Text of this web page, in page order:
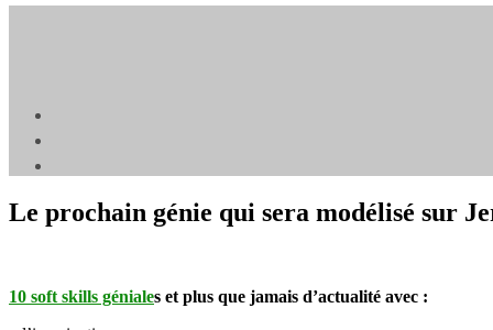
Le prochain génie qui sera modélisé sur
10 soft skills géniales et plus que jamais d’actualité avec : ⁠